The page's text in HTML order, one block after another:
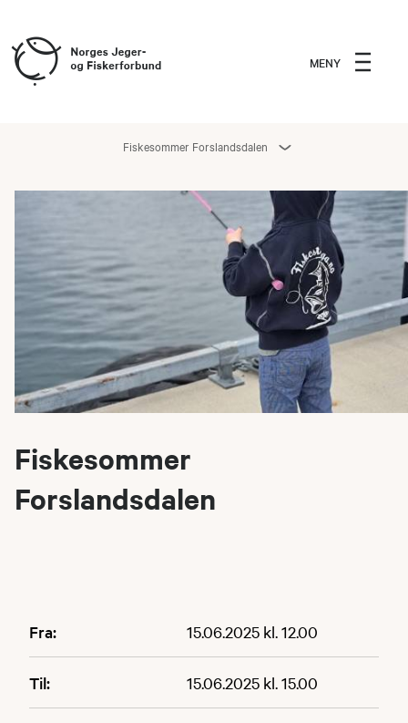
MENY
Fiskesommer Forslandsdalen
Fiskesommer
Forslandsdalen
Fra: 15.06.2025 kl. 12.00
Til: 15.06.2025 kl. 15.00